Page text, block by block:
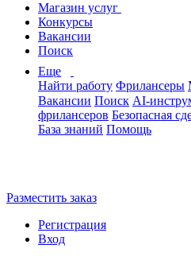
Магазин услуг
Конкурсы
Вакансии
Поиск
Еще
Найти работу Фрилансеры
Вакансии Поиск AI-
фрилансеров Безопасная
База знаний Помощь
Разместить заказ
Регистрация
Вход